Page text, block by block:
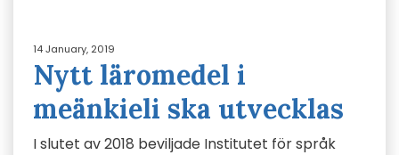
14 January, 2019
Nytt läromedel i
meänkieli ska utvecklas
I slutet av 2018 beviljade Institutet för språk